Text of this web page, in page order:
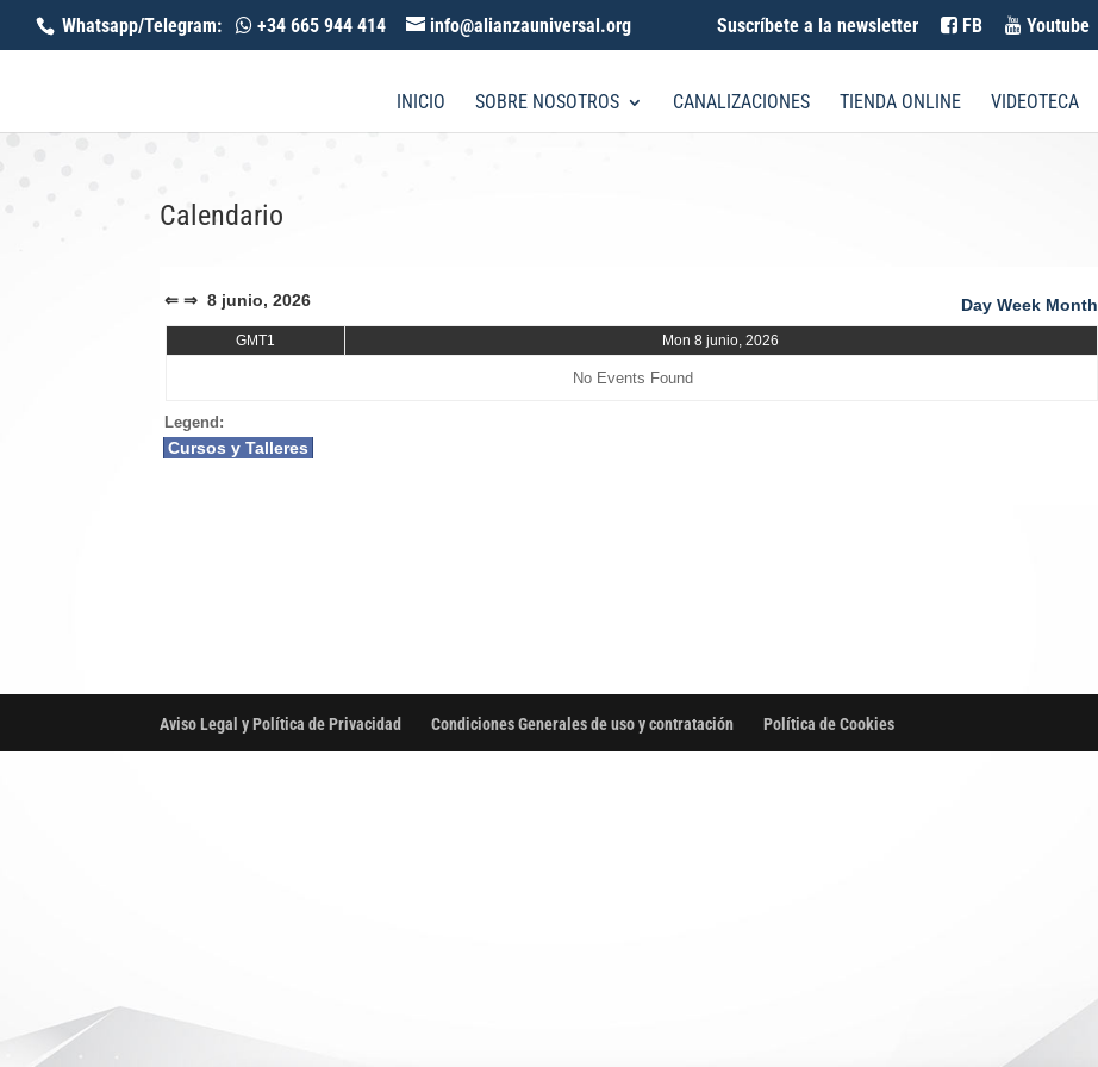
Whatsapp/Telegram: +34 665 944 414 info@alianzauniversal.org Suscríbete a la newsletter FB Youtube
INICIO SOBRE NOSOTROS CANALIZACIONES TIENDA ONLINE VIDEOTECA
Calendario
⇐ ⇒ 8 junio, 2026 Day Week Month
GMT1 Mon 8 junio, 2026
No Events Found
Legend:
Cursos y Talleres
Aviso Legal y Política de Privacidad Condiciones Generales de uso y contratación Política de Cookies